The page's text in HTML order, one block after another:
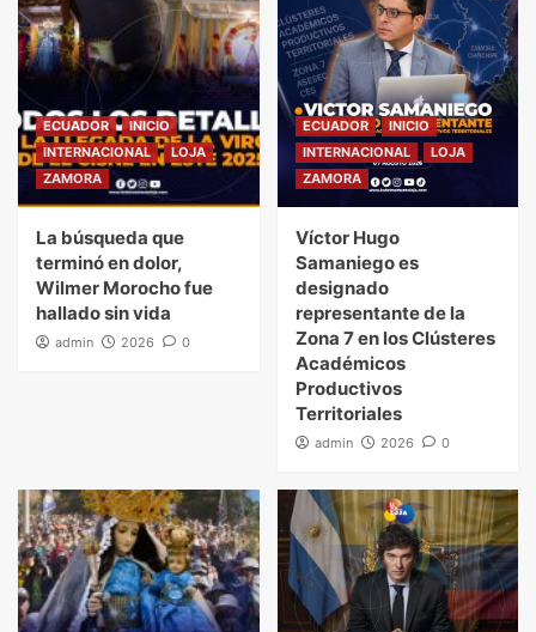
ECUADOR
INICIO
INTERNACIONAL
LOJA
ZAMORA
La búsqueda que
terminó en dolor,
Wilmer Morocho fue
hallado sin vida
admin 2026 0
ECUADOR
INICIO
INTERNACIONAL
LOJA
ZAMORA
Víctor Hugo
Samaniego es
designado
representante de la
Zona 7 en los Clústeres
Académicos
Productivos
Territoriales
admin 2026 0